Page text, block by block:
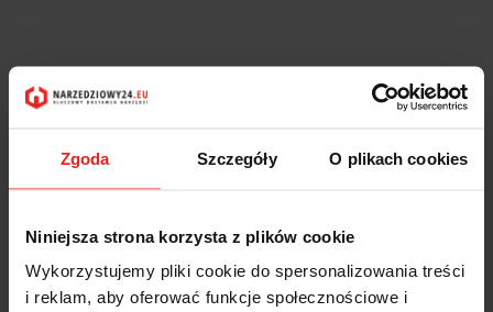
Zgoda Szczegóły O plikach cookies
Niniejsza strona korzysta z plików cookie
Wykorzystujemy pliki cookie do spersonalizowania treści
i reklam, aby oferować funkcje społecznościowe i